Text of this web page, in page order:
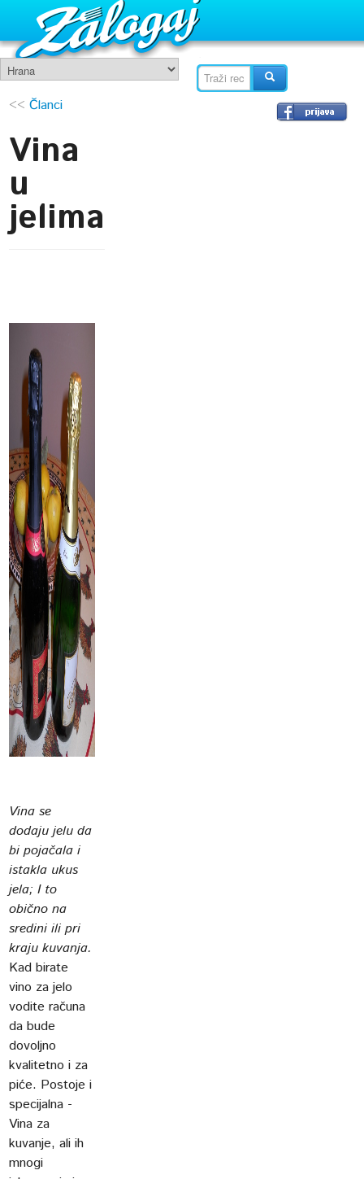
<<Članci
Vina
u
jelima
Vina se
dodaju jelu da
bi pojačala i
istakla ukus
jela; I to
obično na
sredini ili pri
kraju kuvanja.
Kad birate
vino za jelo
vodite računa
da bude
dovoljno
kvalitetno i za
piće. Postoje i
specijalna -
Vina za
kuvanje, ali ih
mnogi